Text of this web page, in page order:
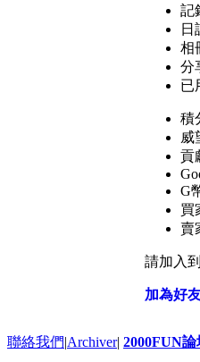
記
日
相
分
已
積
威
貢
G
買
賣
請加入
加為好
聯絡我們|Archiver| 2000FUN論